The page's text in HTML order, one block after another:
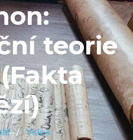
teorie
Videa